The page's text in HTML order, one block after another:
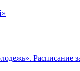
Расписание